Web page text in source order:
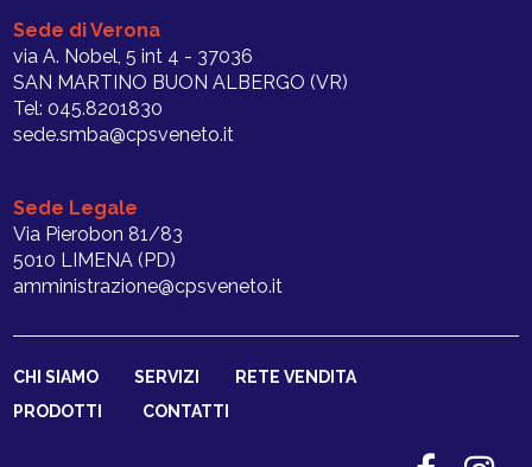
Sede di Verona
via A. Nobel, 5 int 4 - 37036
SAN MARTINO BUON ALBERGO (VR)
Tel: 045.8201830
sede.smba@cpsveneto.it
Sede Legale
Via Pierobon 81/83
5010 LIMENA (PD)
amministrazione@cpsveneto.it
CHI SIAMO SERVIZI
RETE VENDITA
PRODOTTI
CONTATTI